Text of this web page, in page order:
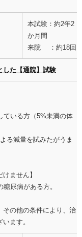
本試験：約2年2
か月間
来院 ：約18回
した【通院】試験
ている方（5%未満の体
る減量を試みたがうま
ません】
尿病がある方。
の他の条件により、治
ます。